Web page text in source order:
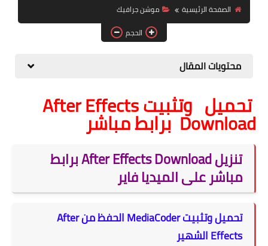
الصحة والجمال
موشن جرافيك
الصفحة الرئيسية
موشن جرافيك
الحجم
محتويات المقال
تحميل وتثبيت After Effects
Download برابط مباشر
تنزيل After Effects Download برابط
مباشر على الميديا فاير
تحميل وتثبيت MediaCoder الحفظ من After
Effects الشهير